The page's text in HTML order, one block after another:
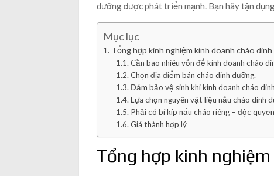
dưỡng được phát triển mạnh. Bạn hãy tận
Mục lục
Tổng hợp kinh nghiệm kinh doanh cháo
Cần bao nhiêu vốn để kinh doanh cháo
Chọn địa điểm bán cháo dinh dưỡng.
Đảm bảo vệ sinh khi kinh doanh cháo
Lựa chọn nguyên vật liệu nấu cháo dinh
Phải có bí kíp nấu cháo riêng – độc quyền
Giá thành hợp lý
Tổng hợp kinh